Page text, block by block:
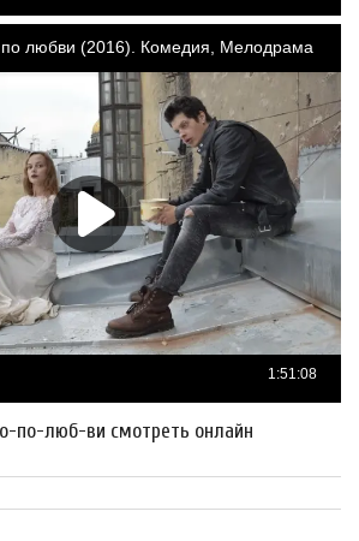
по-люб-ви смотреть онлайн